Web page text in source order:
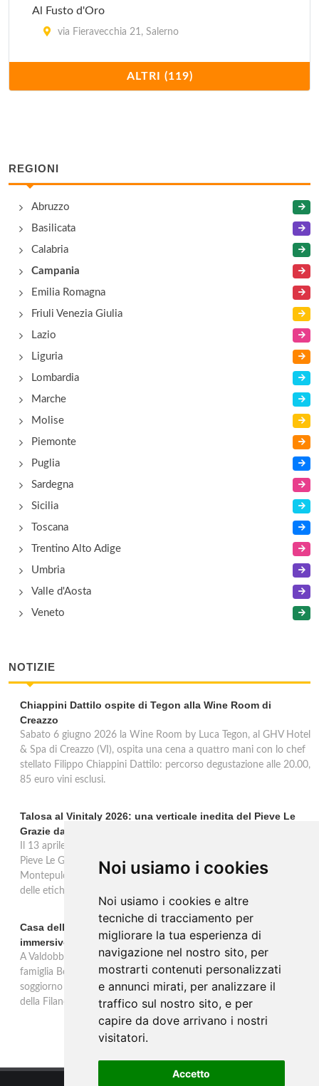
Noi usiamo i cookies
Noi usiamo i cookies e altre
tecniche di tracciamento per
migliorare la tua esperienza di
navigazione nel nostro sito, per
mostrarti contenuti personalizzati
e annunci mirati, per analizzare il
traffico sul nostro sito, e per
capire da dove arrivano i nostri
visitatori.
Accetto
Al Fusto d'Oro
via Fieravecchia 21, Salerno
via Fieravecchia 21, Salerno
Aquila Nera
via Donato Somma 6, Salerno
Arco Rosso
via delle Filande 3, Capezzano
Bacchanalia
ALTRI (119)
REGIONI
Abruzzo
Basilicata
Calabria
Campania
Emilia Romagna
Friuli Venezia Giulia
Lazio
Liguria
Lombardia
Marche
Molise
Piemonte
Puglia
Sardegna
Sicilia
Toscana
Trentino Alto Adige
Umbria
Valle d'Aosta
Veneto
NOTIZIE
Chiappini Dattilo ospite di Tegon alla Wine Room di
Creazzo
Sabato 6 giugno 2026 la Wine Room by Luca Tegon, al GHV Hotel
& Spa di Creazzo (VI), ospita una cena a quattro mani con lo chef
stellato Filippo Chiappini Dattilo: percorso degustazione alle 20.00,
85 euro vini esclusi.
Talosa al Vinitaly 2026: una verticale inedita del Pieve Le
Grazie dal 2016 al 2020
Il 13 aprile 2026 al Vinitaly, Talosa presenta la verticale inedita del
Pieve Le Grazie: cinque annate dal 2016 al 2020 del Nobile di
Montepulciano a 95 punti Vinous, per ripercorrere la genesi di una
delle etichette iconiche di Montepulciano.
Casa dell'Artista: a Valdobbiadene apre il soggiorno
immersivo tra arte e vino di Bortolomiol
A Valdobbiadene, nel cuore delle colline Patrimonio Unesco, la
famiglia Bortolomiol apre al pubblico la Casa dell'Artista: un
soggiorno immersivo tra arte, natura e vino all'interno del Parco
della Filandetta Art and Wine Farm.